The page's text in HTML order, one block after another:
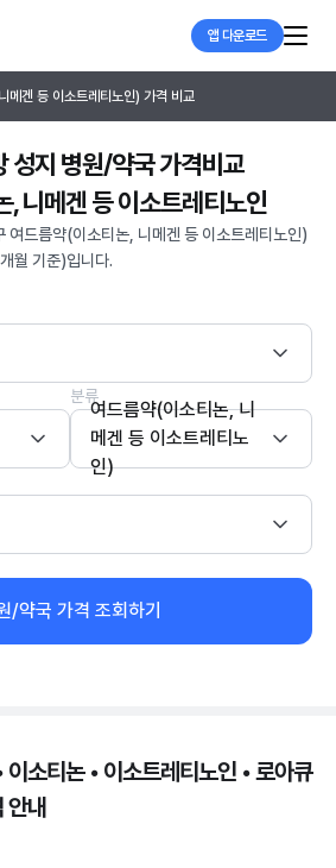
앱 다운로드
메겐 등 이소트레티노인) 가격 비교
성지 병원/약국 가격비교
니메겐 등 이소트레티노인
여드름약(이소티논, 니메겐 등 이소트레티노인)
월 기준)입니다.
분류
여드름약(이소티논, 니
메겐 등 이소트레티노
인)
/약국 가격 조회하기
이소티논 • 이소트레티노인 • 로아큐
안내